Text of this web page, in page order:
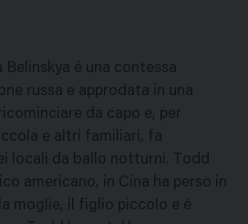
Belinskya é una contessa
russa e approdata in una
da capo e, per
e altri familiari, fa
locali da ballo notturni. Todd
americano, in Cina ha perso in
moglie, il figlio piccolo e é